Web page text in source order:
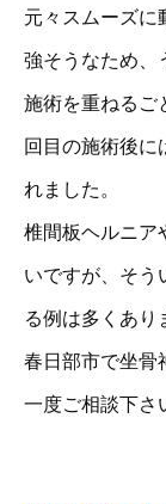
元々スムーズに
強そうなため、
施術を重ねるご
回目の施術後に
れました。
椎間板ヘルニア
いですが、そう
る例は多くあり
春日部市で坐骨
一度ご相談下さ